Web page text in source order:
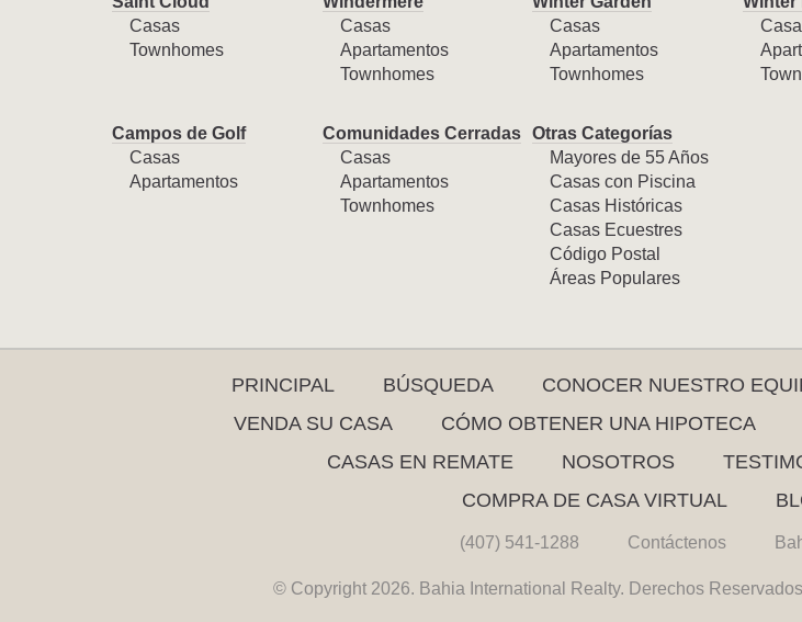
Casas
Townhomes
Casas
Apartamentos
Townhomes
Casas
Apartamentos
Townhomes
Campos de Golf
Casas
Apartamentos
Comunidades Cerradas
Casas
Apartamentos
Townhomes
Otras Categorías
Mayores de 55 Años
Casas con Piscina
Casas Históricas
Casas Ecuestres
Código Postal
Áreas Populares
PRINCIPAL BÚSQUEDA CONOCER NUESTRO
VENDA SU CASA
CÓMO OBTENER UNA HIPOTECA
CASAS EN REMATE
NOSOTROS
COMPRA DE CASA VIRTUAL
(407) 541-1288 Contáctenos
© Copyright 2026. Bahia International Realty. Derechos